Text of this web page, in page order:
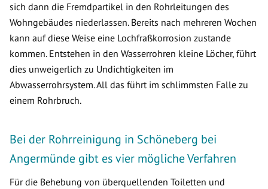
sich dann die Fremdpartikel in den Rohrleitungen des
Wohngebäudes niederlassen. Bereits nach mehreren Wochen
kann auf diese Weise eine Lochfraßkorrosion zustande
kommen. Entstehen in den Wasserrohren kleine Löcher, führt
dies unweigerlich zu Undichtigkeiten im
Abwasserrohrsystem. All das führt im schlimmsten Falle zu
einem Rohrbruch.
Bei der Rohrreinigung in Schöneberg bei
Angermünde gibt es vier mögliche Verfahren
Für die Behebung von überquellenden Toiletten und